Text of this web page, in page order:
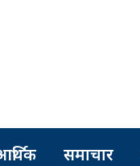
समाचार